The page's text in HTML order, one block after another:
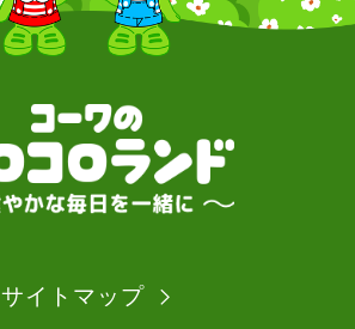
サイトマップ